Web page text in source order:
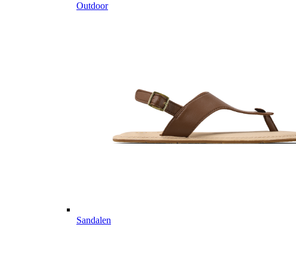
Outdoor
Sandalen